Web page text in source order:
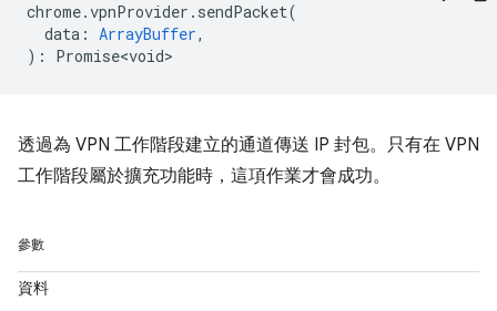
chrome.vpnProvider . sendPacket(
data : ArrayBuffer,
) : Promise<void>
透過為 VPN 工作階段建立的通道傳送 IP 封包。只有在 VPN
工作階段屬於擴充功能時，這項作業才會成功。
參數
資料